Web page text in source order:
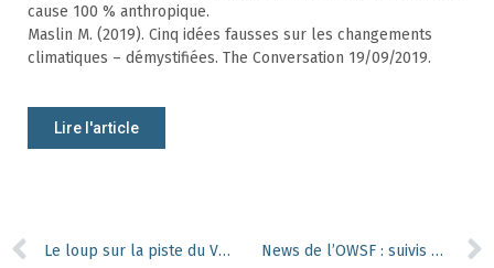
cause 100 % anthropique.
Maslin M. (2019). Cinq idées fausses sur les changements
climatiques – démystifiées. The Conversation 19/09/2019.
Lire l'article
Le loup sur la piste du VIH ? News de l’OWSF : suivis des peupliers et érables